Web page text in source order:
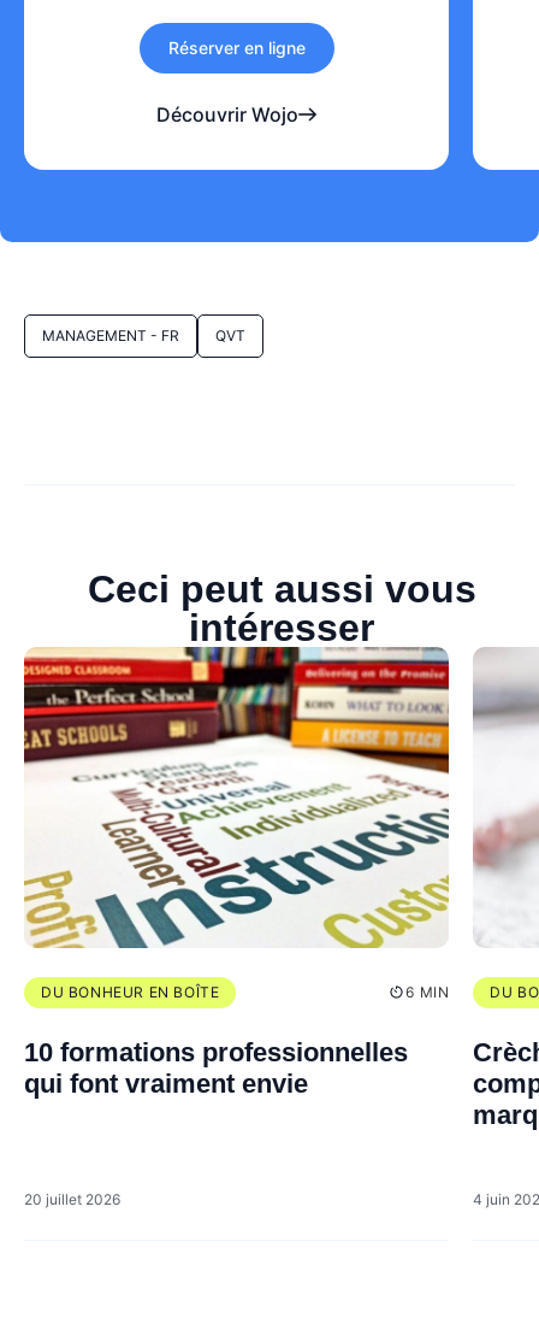
Réserver en ligne
Découvrir Wojo
MANAGEMENT - FR QVT
Ceci peut aussi vous
intéresser
DU BONHEUR EN BOÎTE 6 MIN
10 formations professionnelles
qui font vraiment envie
20 juillet 2026
DU
4 juin